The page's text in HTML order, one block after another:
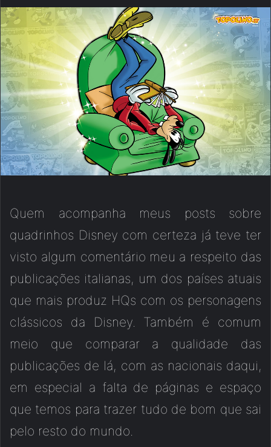
Quem acompanha meus posts sobre
quadrinhos Disney com certeza já teve ter
visto algum comentário meu a respeito das
publicações italianas, um dos países atuais
que mais produz HQs com os personagens
clássicos da Disney. Também é comum
meio que comparar a qualidade das
publicações de lá, com as nacionais daqui,
em especial a falta de páginas e espaço
que temos para trazer tudo de bom que sai
pelo resto do mundo.